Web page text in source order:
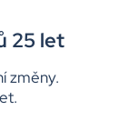
25 let
změny.